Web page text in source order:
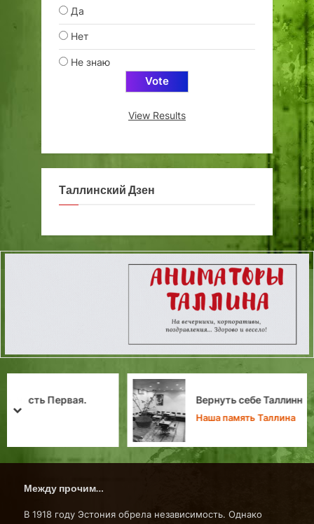
Да
Нет
Не знаю
View Results
Таллинский Дзен
Вернуть себе Таллинн
Наша память Таллина
prev
next
Между прочим…
В 1918 году Эстония обрела независимость. Однако